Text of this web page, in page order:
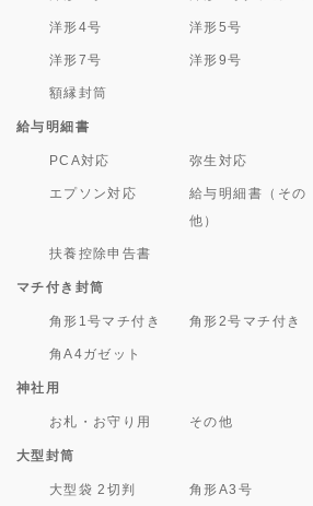
洋形4号 洋形5号
洋形7号 洋形9号
額縁封筒
給与明細書
PCA対応 弥生対応
エプソン対応
給与明細書（その
他）
扶養控除申告書
マチ付き封筒
角形1号マチ付き 角形2号マチ付き
角A4ガゼット
神社用
お札・お守り用 その他
大型封筒
大型袋 2切判 角形A3号